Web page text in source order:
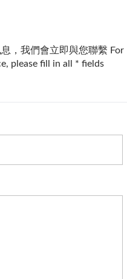
，我們會立即與您聯繫 For
please fill in all * fields